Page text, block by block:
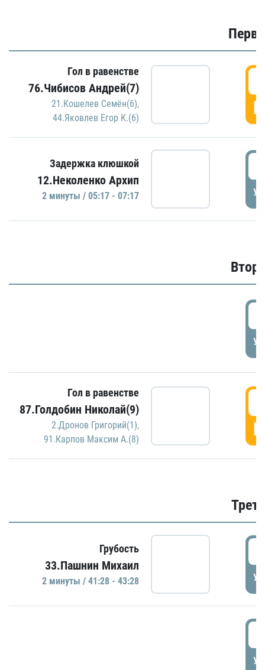
Гол в равенстве
76.Чибисов Андрей(7)
21.Кошелев Семён(6),
44.Яковлев Егор К.(6)
Задержка клюшкой
12.Неколенко Архип
2 минуты / 05:17 - 07:17
Гол в равенстве
87.Голдобин Николай(9)
2.Дронов Григорий(1),
91.Карпов Максим А.(8)
Грубость
33.Пашнин Михаил
2 минуты / 41:28 - 43:28